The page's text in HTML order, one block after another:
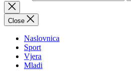
Close
Naslovnica
Sport
Vjera
Mladi